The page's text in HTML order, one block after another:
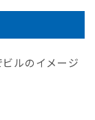
ルのイメージ